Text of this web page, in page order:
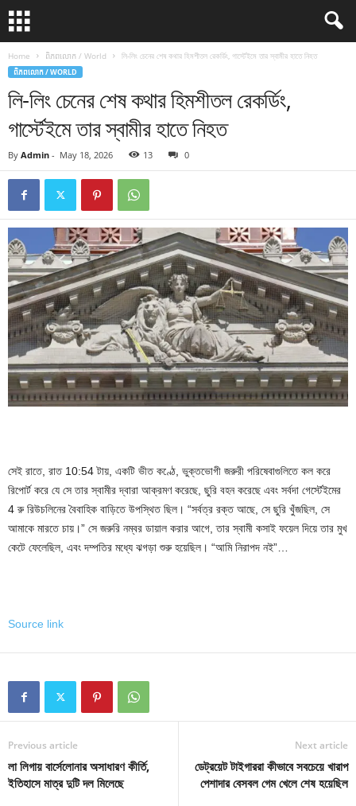
Home ពិភពលោក / World লি-লিং চেনের শেষ কথার হিমশীতল রেকর্ডিং, গার্স্টেইমে তার স্বামীর হাতে নিহত
ពិភពលោក / WORLD
লি-লিং চেনের শেষ কথার হিমশীতল রেকর্ডিং,
গার্স্টেইমে তার স্বামীর হাতে নিহত
By Admin - May 18, 2026 13 0
সেই রাতে, রাত 10:54 টায়, একটি ভীত কণ্ঠে, ভুক্তভোগী জরুরী পরিষেবাগুলিতে কল করে
রিপোর্ট করে যে সে তার স্বামীর দ্বারা আক্রমণ করেছে, ছুরি বহন করেছে এবং সর্বদা গের্স্টেইমের
4 রু রিউচলিনের বৈবাহিক বাড়িতে উপস্থিত ছিল। “সর্বত্র রক্ত ​​আছে, সে ছুরি খুঁজছিল, সে
আমাকে মারতে চায়।” সে জরুরি নম্বর ডায়াল করার আগে, তার স্বামী কসাই ফয়েল দিয়ে তার মুখ
কেটে ফেলেছিল, এবং দম্পতির মধ্যে ঝগড়া শুরু হয়েছিল। “আমি নিরাপদ নই”…
Source link
Previous article
লা লিগায় বার্সেলোনার অসাধারণ কীর্তি,
ইতিহাসে মাত্র দুটি দল মিলেছে
Next article
ডেট্রয়েট টাইগাররা কীভাবে সবচেয়ে খারাপ
পেশাদার বেসবল গেম খেলে শেষ হয়েছিল